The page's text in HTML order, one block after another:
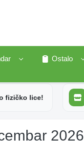
Ostalo
fizičko lice!
2026